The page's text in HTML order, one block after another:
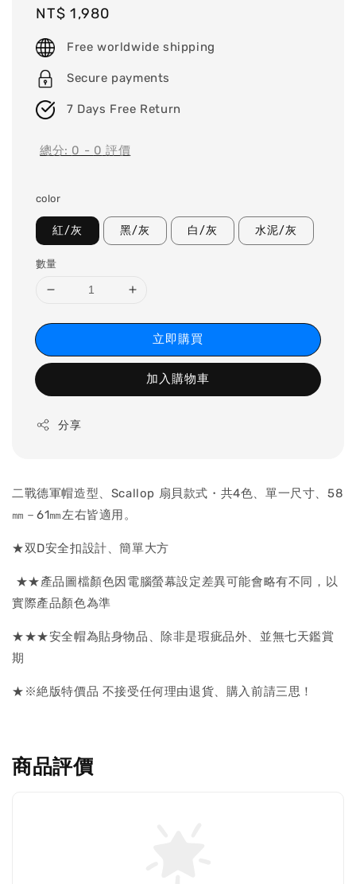
Regular
price
NT$ 1,980
Free worldwide shipping
Secure payments
7 Days Free Return
總分: 0 - 0 評價
color
紅/灰 黑/灰 白/灰 水泥/灰
數量
立即購買
加入購物車
分享
二戰德軍帽造型、Scallop 扇貝款式・共4色、單一尺寸、58
㎜－61㎜左右皆適用。
★双D安全扣設計、簡單大方
★★產品圖檔顏色因電腦螢幕設定差異可能會略有不同，以
實際產品顏色為準
★★★安全帽為貼身物品、除非是瑕疵品外、並無七天鑑賞
期
★※絶版特價品 不接受任何理由退貨、購入前請三思！
商品評價